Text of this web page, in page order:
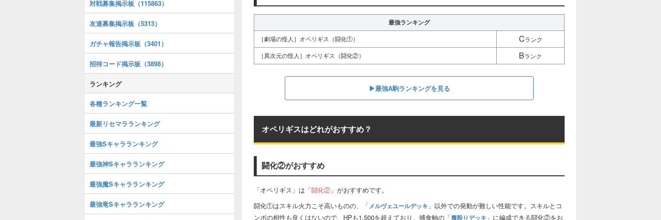
最強ランキング
［劇場の怪人］オペリギス（闘化①） Cランク
［異次元の怪人］オペリギス（闘化②） Bランク
▶︎最強A駒ランキングを見る
オペリギスはどれがおすすめ？
闘化②がおすすめ
「オペリギス」は「闘化② 」がおすすめです。
闘化①はスキル火力こそ高いものの、「 メルヴェユールデッキ 」以外での発動が難しい性能です。スキルとコ
ンボの相性も良くはないので、HPも1,500を超えており、捕食軸の「魔殴りデッキ 」に編成できる闘化②をお
対戦募集掲示板（115863）
友達募集掲示板（5313）
ガチャ報告掲示板（3401）
招待コード掲示板（3898）
ランキング
各種ランキング一覧
最新リセマラランキング
最強Sキャラランキング
最強神Sキャラランキング
最強魔Sキャラランキング
最強竜Sキャラランキング